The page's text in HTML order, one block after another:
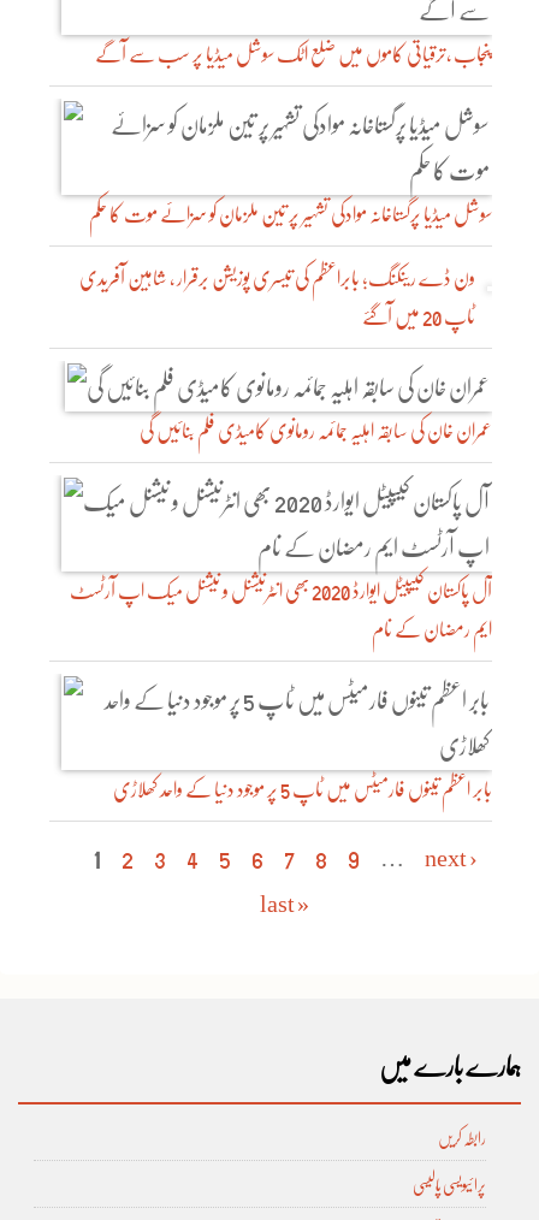
پنجاب ،ترقیاتی کاموں میں ضلع اٹک سوشل میڈیا پر سب سے آگے
سوشل میڈیا پرگستاخانہ موادکی تشہیر پر تین ملزمان کو سزائے موت کا حکم
ون ڈے رینکنگ؛ بابراعظم کی تیسری پوزیشن برقرار ، شاہین آفریدی
ٹاپ 20 میں آگئے
عمران خان کی سابقہ اہلیہ جمائمہ رومانوی کامیڈی فلم بنائیں گی
آل پاکستان کیپیٹل ایوارڈ 2020 بھی انٹرنیشنل و نیشنل میک اپ آرٹسٹ
ایم رمضان کے نام
بابر اعظم تینوں فارمیٹس میں ٹاپ 5 پر موجود دنیا کے واحد کھلاڑی
Pages
1 2 3 4 5 6 7 8 9 … next ›
last »
ہمارے بارے میں
رابطہ کریں
پرا ئیویسی پالیسی